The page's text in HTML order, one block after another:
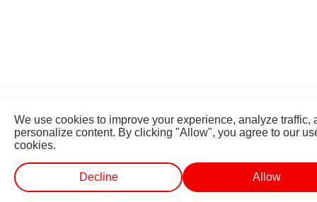
We use cookies to improve your experience, analyze traffic,
personalize content. By clicking "Allow", you agree to our
cookies.
Decline Allow